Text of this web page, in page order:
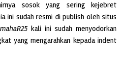
sosok yang sering kejebret
ini sudah resmi di publish oleh situs
kali ini sudah menyodorkan
yang mengarahkan kepada indent